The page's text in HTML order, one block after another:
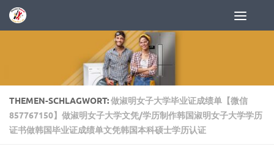
Zum Inhalt springen
THEMEN-SCHLAGWORT:做淑明女子大学毕业证成绩单【微信
857767150】做淑明女子大学文凭/学历制作韩国淑明女子大学学历
证书做韩国毕业证成绩单文凭韩国本科硕士学历认证